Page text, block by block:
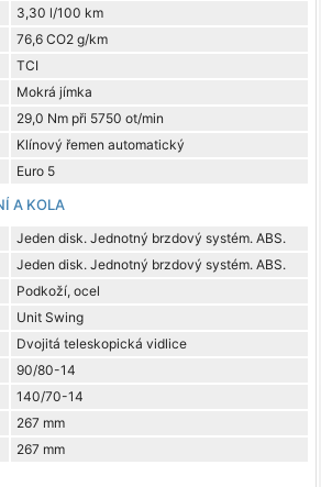
3,30 l/100 km
76,6 CO2 g/km
TCI
Mokrá jímka
29,0 Nm při 5750 ot/min
Klínový řemen automatický
Euro 5
A KOLA
Jeden disk. Jednotný brzdový systém. ABS.
Jeden disk. Jednotný brzdový systém. ABS.
Podkoží, ocel
Unit Swing
Dvojitá teleskopická vidlice
90/80-14
140/70-14
267 mm
267 mm